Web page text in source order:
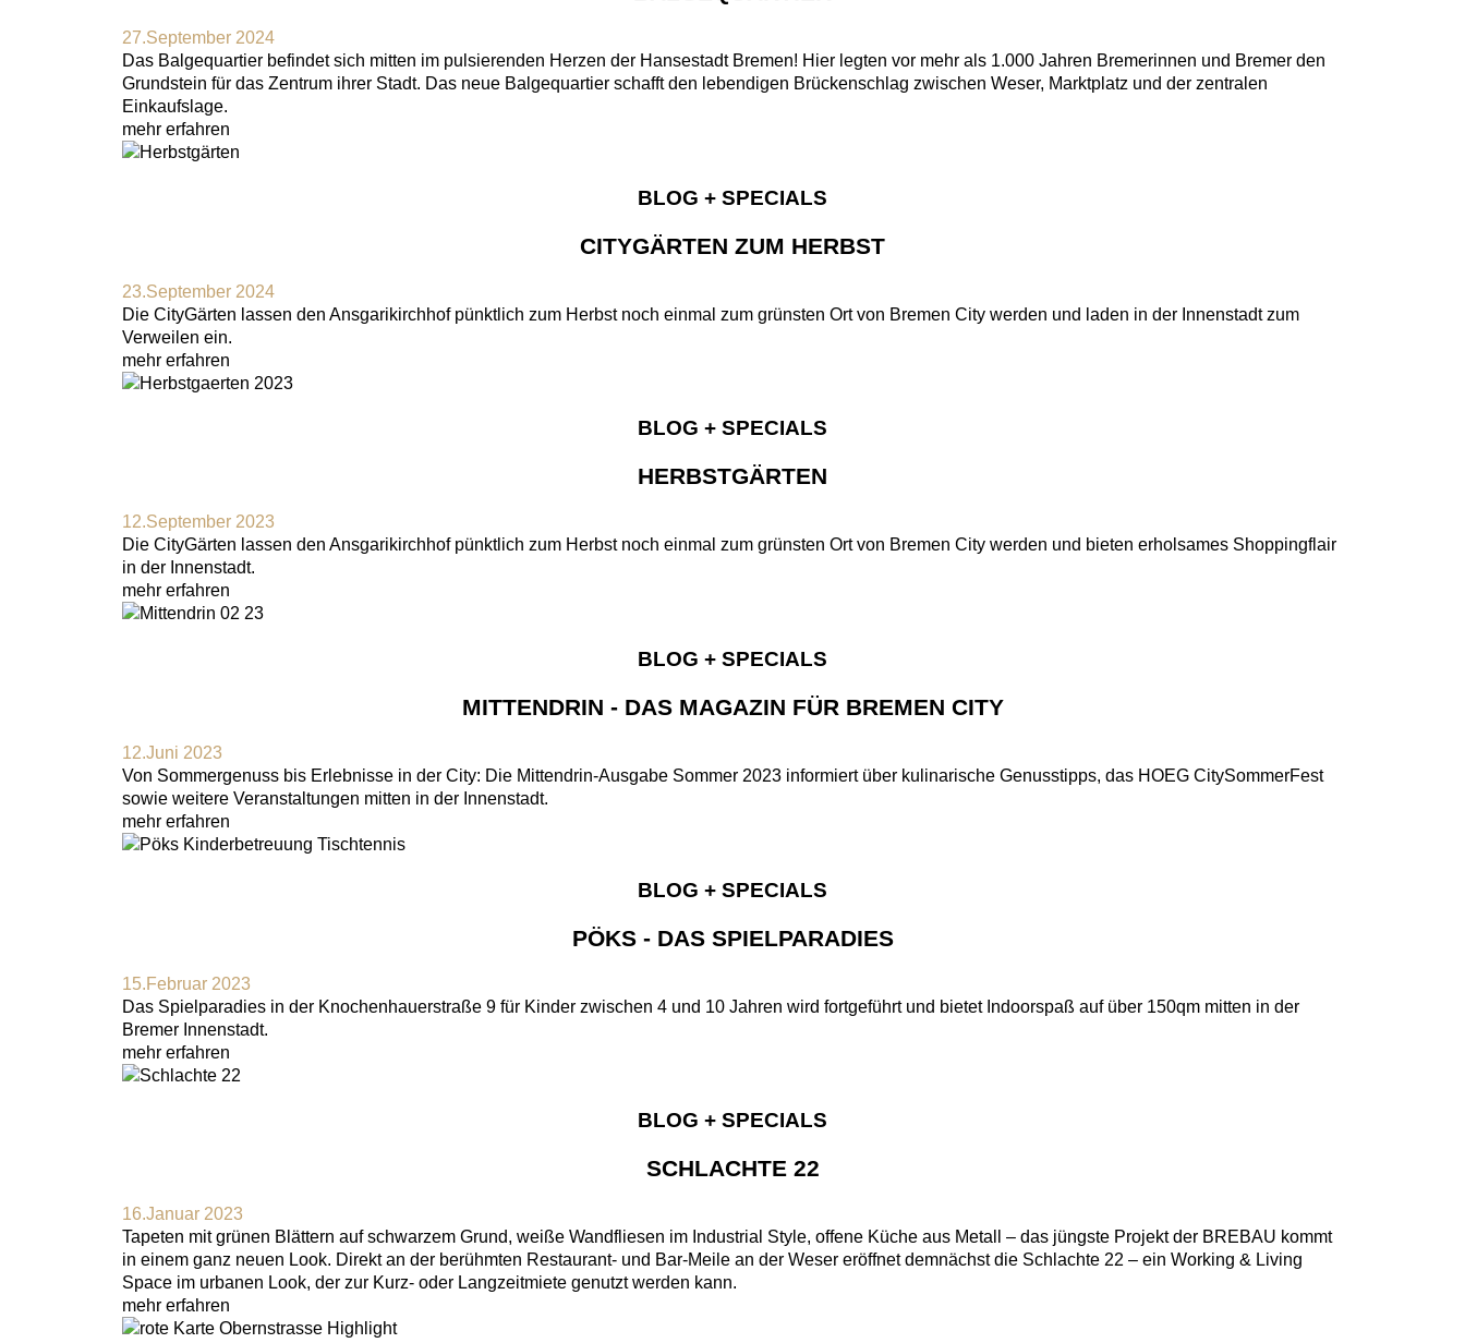
27.September 2024
Das Balgequartier befindet sich mitten im pulsierenden Herzen der Hansestadt Bremen! Hier legten vor mehr als 1.000 Jahren Bremerinnen und Bremer den
Grundstein für das Zentrum ihrer Stadt. Das neue Balgequartier schafft den lebendigen Brückenschlag zwischen Weser, Marktplatz und der zentralen
Einkaufslage.
mehr erfahren
BLOG + SPECIALS
CITYGÄRTEN ZUM HERBST
23.September 2024
Die CityGärten lassen den Ansgarikirchhof pünktlich zum Herbst noch einmal zum grünsten Ort von Bremen City werden und laden in der Innenstadt zum
Verweilen ein.
mehr erfahren
BLOG + SPECIALS
HERBSTGÄRTEN
12.September 2023
Die CityGärten lassen den Ansgarikirchhof pünktlich zum Herbst noch einmal zum grünsten Ort von Bremen City werden und bieten erholsames Shoppingflair
in der Innenstadt.
mehr erfahren
BLOG + SPECIALS
MITTENDRIN - DAS MAGAZIN FÜR BREMEN CITY
12.Juni 2023
Von Sommergenuss bis Erlebnisse in der City: Die Mittendrin-Ausgabe Sommer 2023 informiert über kulinarische Genusstipps, das HOEG CitySommerFest
sowie weitere Veranstaltungen mitten in der Innenstadt.
mehr erfahren
BLOG + SPECIALS
PÖKS - DAS SPIELPARADIES
15.Februar 2023
Das Spielparadies in der Knochenhauerstraße 9 für Kinder zwischen 4 und 10 Jahren wird fortgeführt und bietet Indoorspaß auf über 150qm mitten in der
Bremer Innenstadt.
mehr erfahren
BLOG + SPECIALS
SCHLACHTE 22
16.Januar 2023
Tapeten mit grünen Blättern auf schwarzem Grund, weiße Wandfliesen im Industrial Style, offene Küche aus Metall – das jüngste Projekt der BREBAU kommt
in einem ganz neuen Look. Direkt an der berühmten Restaurant- und Bar-Meile an der Weser eröffnet demnächst die Schlachte 22 – ein Working & Living
Space im urbanen Look, der zur Kurz- oder Langzeitmiete genutzt werden kann.
mehr erfahren